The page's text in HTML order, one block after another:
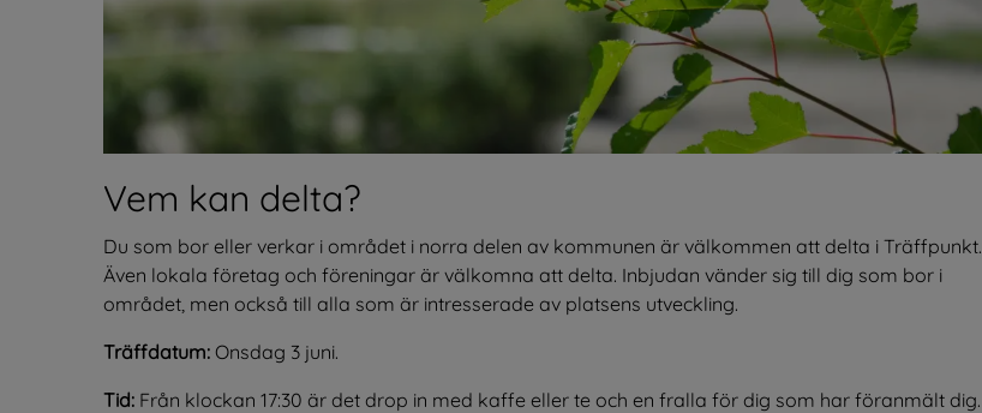
Vem kan delta?
Du som bor eller verkar i området i norra delen av kommunen är välkommen att delta i Träffpunkt.
Även lokala företag och föreningar är välkomna att delta. Inbjudan vänder sig till dig som bor i
området, men också till alla som är intresserade av platsens utveckling.
Träffdatum: Onsdag 3 juni.
Tid: Från klockan 17:30 är det drop in med kaffe eller te och en fralla för dig som har föranmält dig.